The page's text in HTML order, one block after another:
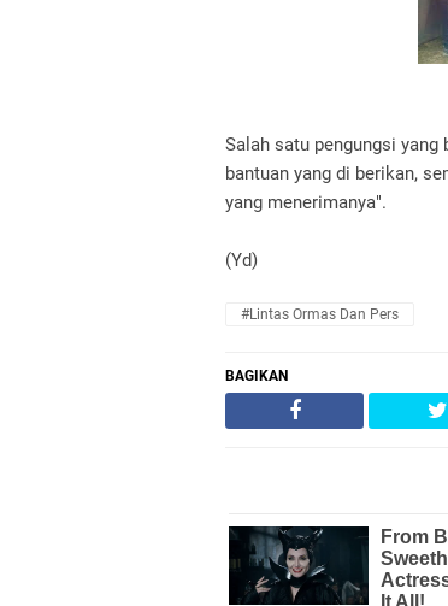
Salah satu pengungsi
bantuan yang di berikan,
yang menerimanya".
(Yd)
#Lintas Ormas Dan Pers
BAGIKAN